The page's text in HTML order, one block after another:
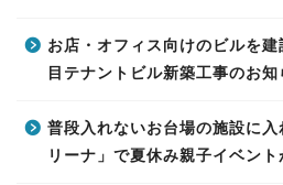
お店・オフィス向けのビルを
目テナントビル新築工事のお知
普段入れないお台場の施設に
リーナ」で夏休み親子イベント